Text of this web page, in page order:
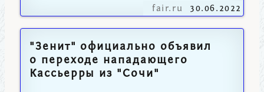
fair.ru 30.06.2022
"Зенит" официально объявил
о переходе нападающего
Кассьерры из "Сочи"